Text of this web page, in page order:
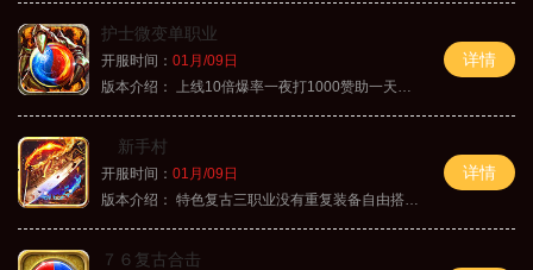
护士微变单职业
开服时间： 01月/09日
版本介绍：
上线10倍爆率一夜打1000赞助一天毕业
详情
新手村
开服时间： 01月/09日
版本介绍： 特色复古三职业没有重复装备自由搭配私
详情
７６复古合击